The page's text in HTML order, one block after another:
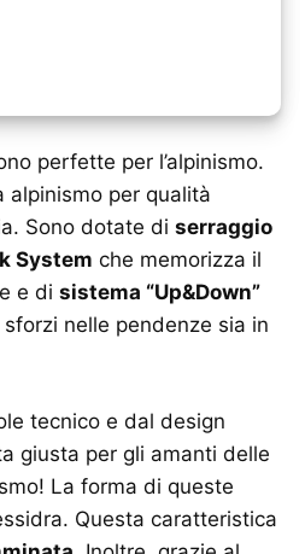
perfette per l’alpinismo.
alpinismo per qualità
Sono dotate di serraggio
System che memorizza il
e di sistema “Up&Down”
nelle pendenze sia in
tecnico e dal design
giusta per gli amanti delle
La forma di queste
Questa caratteristica